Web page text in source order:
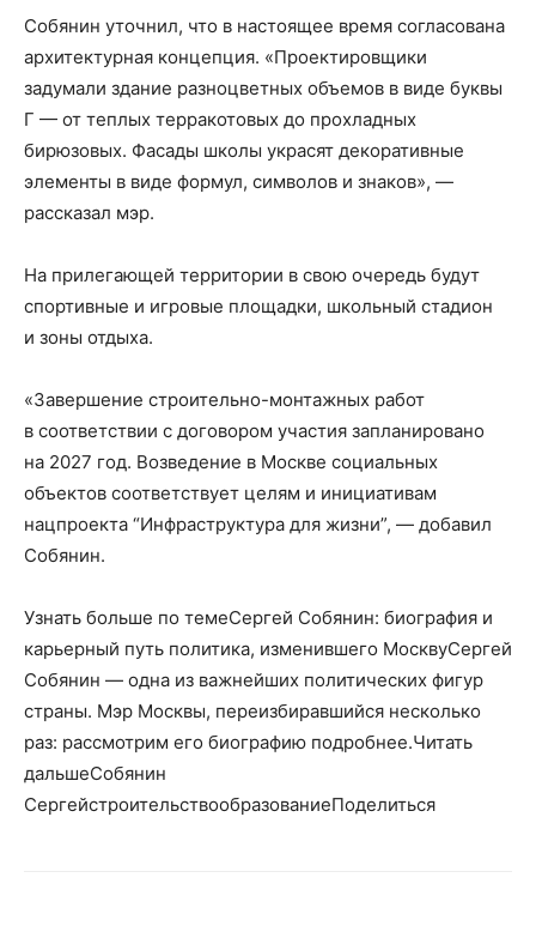
Собянин уточнил, что в настоящее время согласована
архитектурная концепция. «Проектировщики
задумали здание разноцветных объемов в виде буквы
Г — от теплых терракотовых до прохладных
бирюзовых. Фасады школы украсят декоративные
элементы в виде формул, символов и знаков», —
рассказал мэр.
На прилегающей территории в свою очередь будут
спортивные и игровые площадки, школьный стадион
и зоны отдыха.
«Завершение строительно-монтажных работ
в соответствии с договором участия запланировано
на 2027 год. Возведение в Москве социальных
объектов соответствует целям и инициативам
нацпроекта “Инфраструктура для жизни”, — добавил
Собянин.
Узнать больше по темеСергей Собянин: биография и
карьерный путь политика, изменившего МосквуСергей
Собянин — одна из важнейших политических фигур
страны. Мэр Москвы, переизбиравшийся несколько
раз: рассмотрим его биографию подробнее.Читать
дальшеСобянин
СергейстроительствообразованиеПоделиться